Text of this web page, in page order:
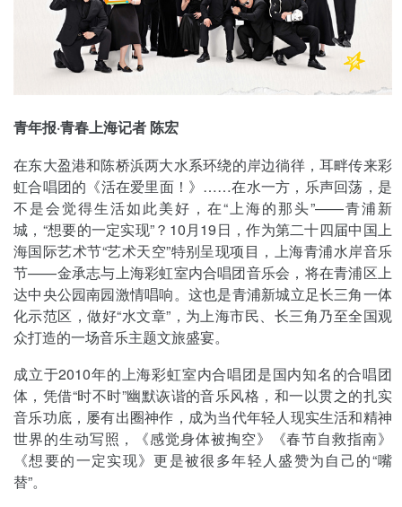
青年报·青春上海记者 陈宏
在东大盈港和陈桥浜两大水系环绕的岸边徜徉，耳畔传来彩
虹合唱团的《活在爱里面！》……在水一方，乐声回荡，是
不是会觉得生活如此美好，在“上海的那头”——青浦新
城，“想要的一定实现”？10月19日，作为第二十四届中国上
海国际艺术节“艺术天空”特别呈现项目，上海青浦水岸音乐
节——金承志与上海彩虹室内合唱团音乐会，将在青浦区上
达中央公园南园激情唱响。这也是青浦新城立足长三角一体
化示范区，做好“水文章”，为上海市民、长三角乃至全国观
众打造的一场音乐主题文旅盛宴。
成立于2010年的上海彩虹室内合唱团是国内知名的合唱团
体，凭借“时不时”幽默诙谐的音乐风格，和一以贯之的扎实
音乐功底，屡有出圈神作，成为当代年轻人现实生活和精神
世界的生动写照，《感觉身体被掏空》《春节自救指南》
《想要的一定实现》更是被很多年轻人盛赞为自己的“嘴
替”。